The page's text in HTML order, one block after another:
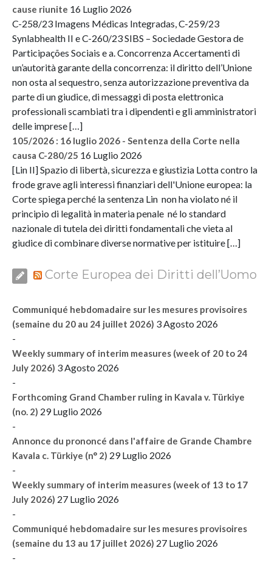
cause riunite 16 Luglio 2026
C-258/23 Imagens Médicas Integradas, C-259/23
Synlabhealth II e C-260/23 SIBS – Sociedade Gestora de
Participações Sociais e a. Concorrenza Accertamenti di
un’autorità garante della concorrenza: il diritto dell’Unione
non osta al sequestro, senza autorizzazione preventiva da
parte di un giudice, di messaggi di posta elettronica
professionali scambiati tra i dipendenti e gli amministratori
delle imprese […]
105/2026 : 16 luglio 2026 - Sentenza della Corte nella
causa C-280/25 16 Luglio 2026
[Lin II] Spazio di libertà, sicurezza e giustizia Lotta contro la
frode grave agli interessi finanziari dell'Unione europea: la
Corte spiega perché la sentenza Lin non ha violato né il
principio di legalità in materia penale né lo standard
nazionale di tutela dei diritti fondamentali che vieta al
giudice di combinare diverse normative per istituire […]
Corte Europea dei Diritti dell’Uomo
Communiqué hebdomadaire sur les mesures provisoires
(semaine du 20 au 24 juillet 2026) 3 Agosto 2026
-
Weekly summary of interim measures (week of 20 to 24
July 2026) 3 Agosto 2026
-
Forthcoming Grand Chamber ruling in Kavala v. Türkiye
(no. 2) 29 Luglio 2026
-
Annonce du prononcé dans l'affaire de Grande Chambre
Kavala c. Türkiye (n° 2) 29 Luglio 2026
-
Weekly summary of interim measures (week of 13 to 17
July 2026) 27 Luglio 2026
-
Communiqué hebdomadaire sur les mesures provisoires
(semaine du 13 au 17 juillet 2026) 27 Luglio 2026
-